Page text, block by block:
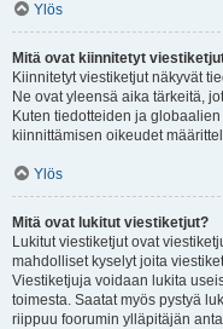
Ylös
Mitä ovat kiinnitetyt
Kiinnitetyt viestiketjut näkyvät
Ne ovat yleensä aika tärkeitä,
Kuten tiedotteiden ja
kiinnittämisen oikeudet
Ylös
Mitä ovat lukitut viestiketjut?
Lukitut viestiketjut ovat
mahdolliset kyselyt joita
Viestiketjuja voidaan lukita
toimesta. Saatat myös pystyä
riippuu foorumin ylläpitäjän